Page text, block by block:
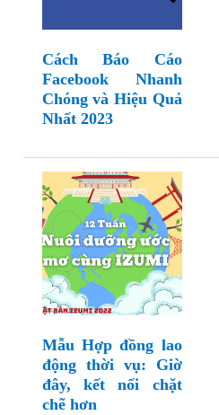
Cách Báo Cáo
Facebook Nhanh
Chóng và Hiệu Quả
Nhất 2023
Mẫu Hợp đồng lao
động thời vụ: Giờ
đây, kết nối chặt
chẽ hơn